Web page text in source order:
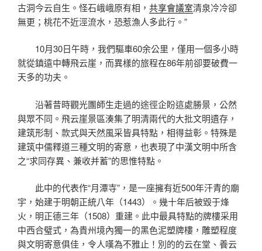
古洞今云自生。怪石峨峨原有相， 共享會議室清泉冷冷卻
無更；桃花不近涇流水，恐惹漁人多此行。”
10月30日午時，我們驅車60余公里，僅用一個多小時
就從鎮遠中轉飛云崖，而異樣的旅程在86年前卻要破費一
天多的功夫。
沿著昔時觀光團師生走過的途徑企盼這處勝景，公然
與眾不同。飛云崖景區湊集了明清兩代的大批文明遺存，
建筑形制、款式與天然風采皆具特點，相得益彰。特殊是
建筑中儒釋道三種文明的寄意，也表現了中漢文明中所含
之“求同存異、兼收并蓄”的思惟特點。
此中的代表作“月潭寺”，是一座擁有近500年汗青的廟
宇，始建于明朝正統八年（1443）。幾十年后被毀于烽
火，明正德三年（1508）重建。此中最具特點的牌樓采用
中西合璧式，為貴州境內獨一的黑色泥塑牌樓，雕塑程度
與文明寄意俱佳，令人嘆為不雅止！別的的云在堂、養云